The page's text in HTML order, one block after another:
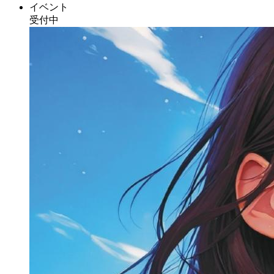
イベント
受付中